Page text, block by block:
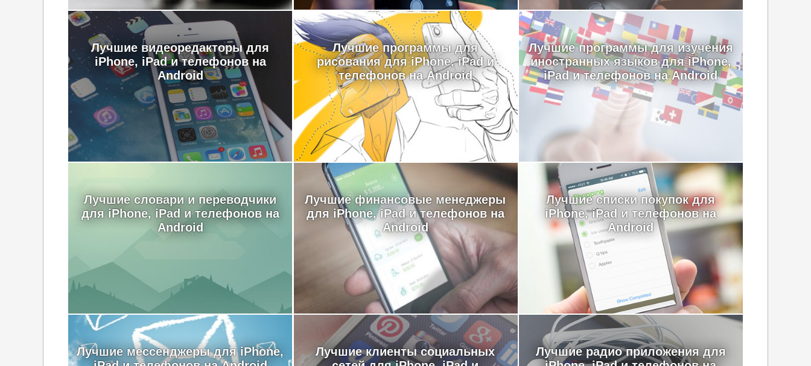
Лучшие видеоредакторы для
iPhone, iPad и телефонов на
Android
Лучшие программы для
рисования для iPhone, iPad и
телефонов на Android
Лучшие программы для изучения
иностранных языков для iPhone,
iPad и телефонов на Android
Лучшие словари и переводчики
для iPhone, iPad и телефонов на
Android
Лучшие финансовые менеджеры
для iPhone, iPad и телефонов на
Android
Лучшие cписки покупок для
iPhone, iPad и телефонов на
Android
Лучшие мессенджеры для iPhone,
Лучшие клиенты социальных
Лучшие радио приложения для